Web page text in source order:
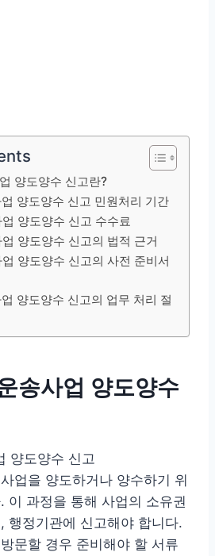
양도양수 신고란?
양도양수 신고 민원처리 기간
양도양수 신고 수수료
양도양수 신고의 법적 근거
양도양수 신고의 사전 준비서
양도양수 신고의 업무 처리 절
송사업 양도양수
양도양수 신고
업을 양도하거나 양수하기 위
이 과정을 통해 사업의 소유권
행정기관에 신고해야 합니다.
문할 경우 준비해야 할 서류